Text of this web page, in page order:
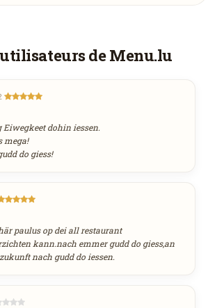
être livré ?
Penaltyet vous voudriez
plats à la maison ? Ce restaurant
de rejoindrewedely.com
et être livré chez vous !
LA LIVRAISON
DE PLATS LIVRÉS AU LUXEMBOURG
utilisateurs de Menu.lu
dohin iessen.
mega!
do giess!
paulus op dei all restaurant
kann.nach emmer gudd do giess,an
nach gudd do iessen.